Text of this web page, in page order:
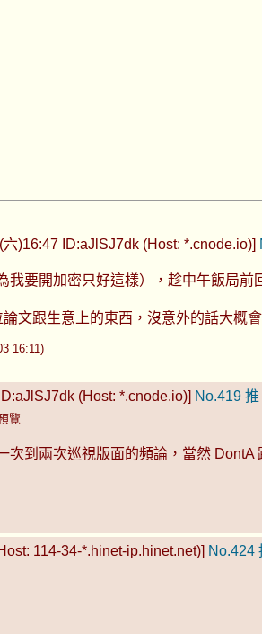
)16:47 ID:aJlSJ7dk (Host: *.cnode.io)]
我要開加密只好這樣），趁中午飯局前
文跟生意上的東西，沒意外的話大概
16:11)
(Host: *.cnode.io)] No.419 推
覽
次到兩次巡視版面的頻論，當然
114-34-*.hinet-ip.hinet.net)] No.424